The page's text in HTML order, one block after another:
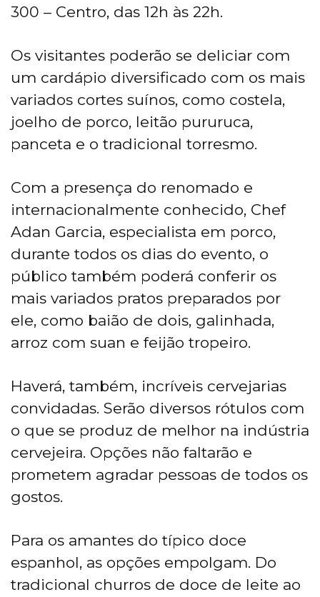
300 – Centro, das 12h às 22h.
Os visitantes poderão se deliciar com
um cardápio diversificado com os mais
variados cortes suínos, como costela,
joelho de porco, leitão pururuca,
panceta e o tradicional torresmo.
Com a presença do renomado e
internacionalmente conhecido, Chef
Adan Garcia, especialista em porco,
durante todos os dias do evento, o
público também poderá conferir os
mais variados pratos preparados por
ele, como baião de dois, galinhada,
arroz com suan e feijão tropeiro.
Haverá, também, incríveis cervejarias
convidadas. Serão diversos rótulos com
o que se produz de melhor na indústria
cervejeira. Opções não faltarão e
prometem agradar pessoas de todos os
gostos.
Para os amantes do típico doce
espanhol, as opções empolgam. Do
tradicional churros de doce de leite ao